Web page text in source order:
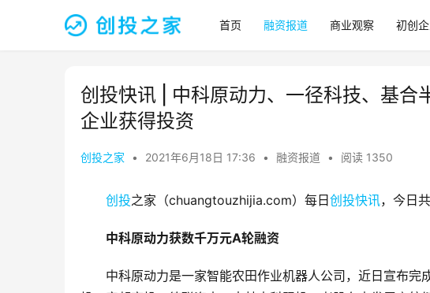
首页 融资报道 商业观察 初创
创投快讯 | 中科原动力、一径科技、基合
企业获得投资
创投之家 • 2021年6月18日 17:36 • 融资报道 • 阅读 1350
创投之家（chuangtouzhijia.com）每日 创投快讯，今日
中科原动力获数千万元A轮融资
中科原动力是一家智能农田作业机器人公司，近日宣布